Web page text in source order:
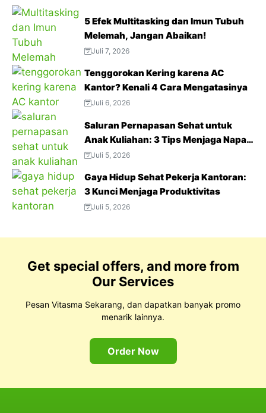
5 Efek Multitasking dan Imun Tubuh
Melemah, Jangan Abaikan!
Juli 7, 2026
Tenggorokan Kering karena AC
Kantor? Kenali 4 Cara Mengatasinya
Juli 6, 2026
Saluran Pernapasan Sehat untuk
Anak Kuliahan: 3 Tips Menjaga Napas
Tetap Optimal di Tengah Aktivitas
Juli 5, 2026
Gaya Hidup Sehat Pekerja Kantoran:
3 Kunci Menjaga Produktivitas
Juli 5, 2026
Get special offers, and more from
Our Services
Pesan Vitasma Sekarang, dan dapatkan banyak promo
menarik lainnya.
Order Now